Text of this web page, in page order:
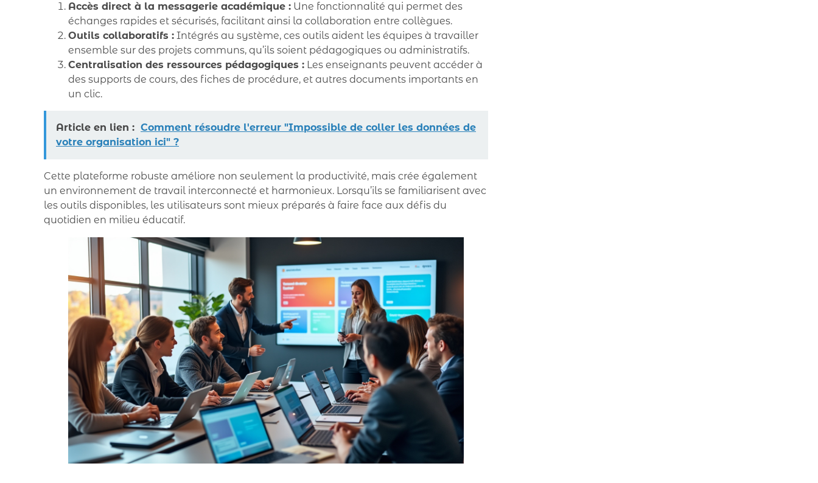
Accès direct à la messagerie académique : Une fonctionnalité qui permet des
échanges rapides et sécurisés, facilitant ainsi la collaboration entre collègues.
Outils collaboratifs : Intégrés au système, ces outils aident les équipes à travailler
ensemble sur des projets communs, qu’ils soient pédagogiques ou administratifs.
Centralisation des ressources pédagogiques : Les enseignants peuvent accéder à
des supports de cours, des fiches de procédure, et autres documents importants en
un clic.
Article en lien : Comment résoudre l'erreur "Impossible de coller les données de
votre organisation ici" ?
Cette plateforme robuste améliore non seulement la productivité, mais crée également
un environnement de travail interconnecté et harmonieux. Lorsqu’ils se familiarisent avec
les outils disponibles, les utilisateurs sont mieux préparés à faire face aux défis du
quotidien en milieu éducatif.